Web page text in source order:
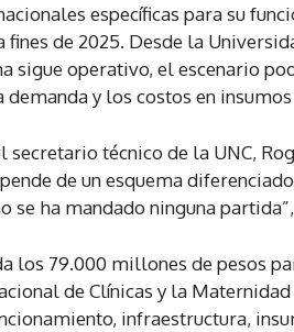
específicas para su
de 2025. Desde la
sigue operativo, el escenario
y los costos en
secretario técnico de la UNC,
de un esquema
se ha mandado ninguna
los 79.000 millones de pesos
de Clínicas y la
infraestructura,